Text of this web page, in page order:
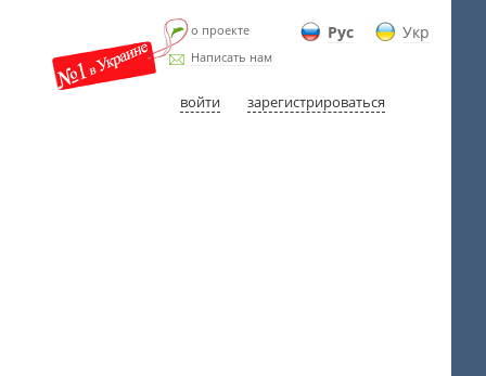
Рус Укр
о проекте
Написать нам
войти зарегистрироваться